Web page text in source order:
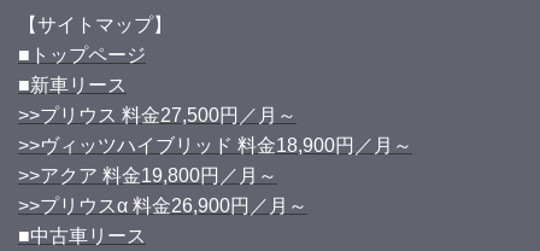
【サイトマップ】
■トップページ
■新車リース
>>プリウス 料金27,500円／月～
>>ヴィッツハイブリッド 料金18,900円／月～
>>アクア 料金19,800円／月～
>>プリウスα 料金26,900円／月～
■中古車リース